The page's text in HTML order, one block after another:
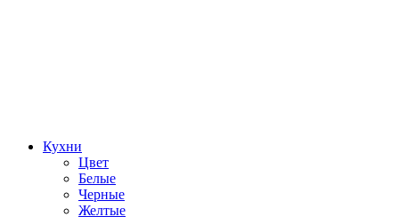
Кухни
Цвет
Белые
Черные
Желтые